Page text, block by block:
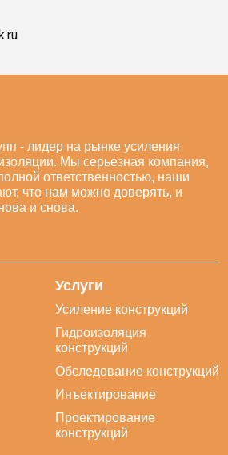
- лидер на рынке усиления
Мы серьезная компания,
ответственностью, наши
что нам можно доверять, и
и снова.
Услуги
Усиление конструкций
Гидроизоляция
конструкций
Обследование конструкций
Инъектирование
Проектирование
конструкций